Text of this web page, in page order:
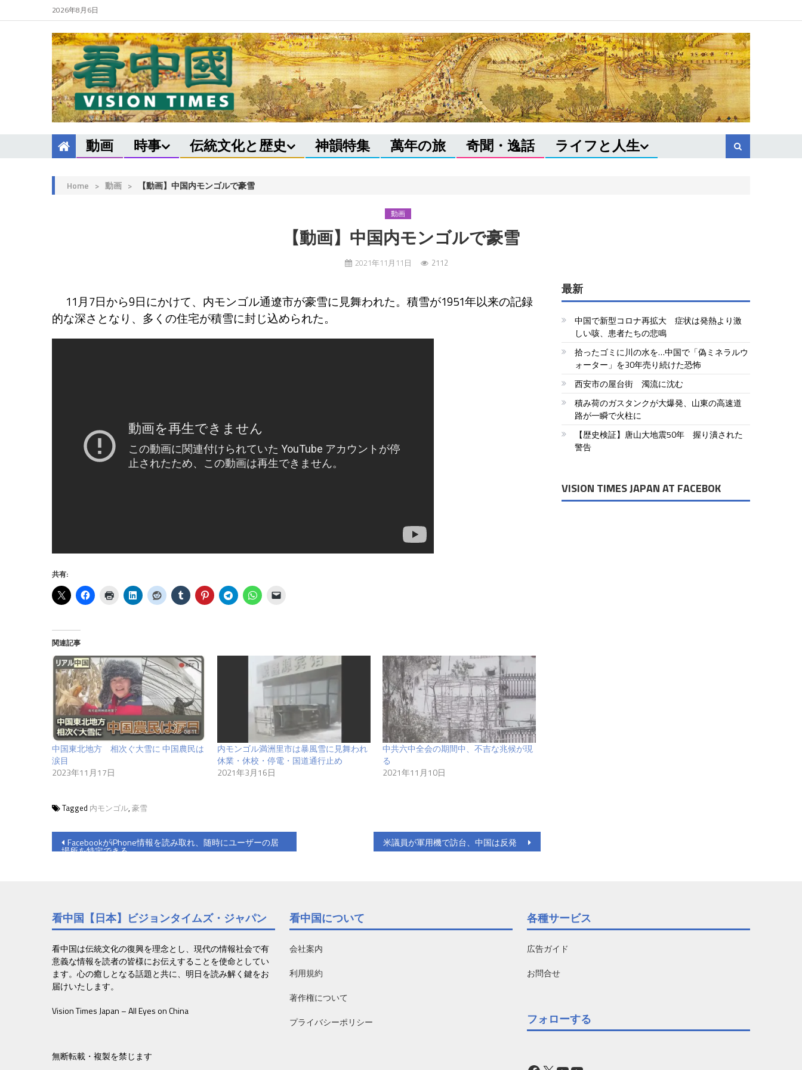
2026年8月6日
動画 時事 伝統文化と歴史 神韻特集 萬年の旅 奇聞・逸話 ライフと人生
Home > 動画 > 【動画】中国内モンゴルで豪雪
動画
【動画】中国内モンゴルで豪雪
2021年11月11日 2112
11月7日から9日にかけて、内モンゴル通遼市が豪雪に見舞われた。積雪が1951年以来の記録
的な深さとなり、多くの住宅が積雪に封じ込められた。
共有:
関連記事
中国東北地方 相次ぐ大雪に 中国農民は
涙目
2023年11月17日
内モンゴル満洲里市は暴風雪に見舞われ
休業・休校・停電・国道通行止め
2021年3月16日
中共六中全会の期間中、不吉な兆候が現
る
2021年11月10日
Tagged 内モンゴル, 豪雪
投
ビ
ゲ
ー
シ
ョ
ン
FacebookがiPhone情報を読み取れ、随時にユーザーの居
場所を特定できる
米議員が軍用機で訪台、中国は反発
最新
中国で新型コロナ再拡大 症状は発熱より激
しい咳、患者たちの悲鳴
拾ったゴミに川の水を…中国で「偽ミネラルウ
ォーター」を30年売り続けた恐怖
西安市の屋台街 濁流に沈む
積み荷のガスタンクが大爆発、山東の高速道
路が一瞬で火柱に
【歴史検証】唐山大地震50年 握り潰された
警告
VISION TIMES JAPAN AT FACEBOK
看中国【日本】ビジョンタイムズ・ジャパン
看中国は伝統文化の復興を理念とし、現代の情報社会で有
意義な情報を読者の皆様にお伝えすることを使命としてい
ます。心の癒しとなる話題と共に、明日を読み解く鍵をお
届けいたします。
Vision Times Japan – All Eyes on China
無断転載・複製を禁じます
看中国について
会社案内
利用規約
著作権について
プライバシーポリシー
各種サービス
広告ガイド
お問合せ
フォローする